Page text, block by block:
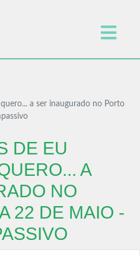
a ser inaugurado no Porto
DE EU
A
NO
22 DE MAIO -